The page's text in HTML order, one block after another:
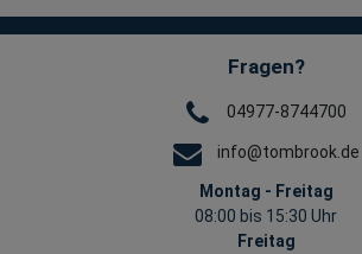
Fragen?
04977-8744700
info@tombrook.de
Montag - Freitag
08:00 bis 15:30 Uhr
Freitag